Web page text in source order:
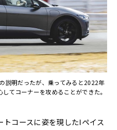
説明だったが、乗ってみると2022年
てコーナーを攻めることができた。
コースに姿を現したIペイス